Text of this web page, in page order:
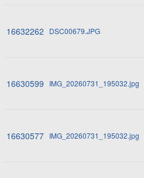
16632262 DSC00679.JPG
16630599 IMG_20260731_195032.jpg
16630577 IMG_20260731_195032.jpg